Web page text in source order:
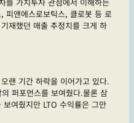
할
지
감
피앤에스로보틱스, 클로봇 등 로
재했던 매출 추정치를 크게 하
랜 기간 하락을 이어가고 있다.
퍼포먼스를 보여줬다.물론 삼
여줬지만 LTO 수익률은 그만